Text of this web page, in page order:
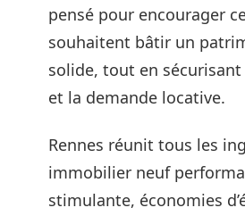
pensé pour encourager
souhaitent bâtir un
solide, tout en
et la demande locative.
Rennes réunit tous les
immobilier neuf
stimulante, économies